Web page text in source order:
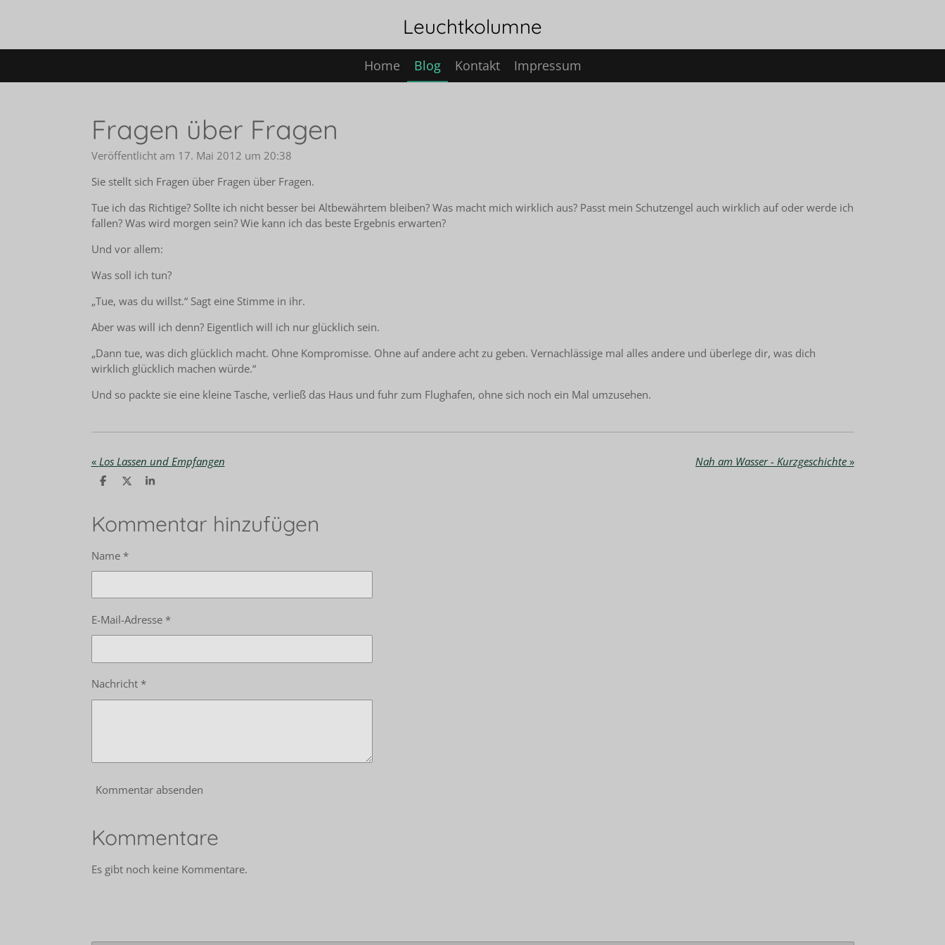
Leuchtkolumne
Home Blog Kontakt Impressum
Fragen über Fragen
Veröffentlicht am 17. Mai 2012 um 20:38
Sie stellt sich Fragen über Fragen über Fragen.
Tue ich das Richtige? Sollte ich nicht besser bei Altbewährtem bleiben? Was macht mich wirklich aus? Passt mein Schutzengel auch wirklich auf oder werde ich
fallen? Was wird morgen sein? Wie kann ich das beste Ergebnis erwarten?
Und vor allem:
Was soll ich tun?
„Tue, was du willst.“ Sagt eine Stimme in ihr.
Aber was will ich denn? Eigentlich will ich nur glücklich sein.
„Dann tue, was dich glücklich macht. Ohne Kompromisse. Ohne auf andere acht zu geben. Vernachlässige mal alles andere und überlege dir, was dich
wirklich glücklich machen würde.“
Und so packte sie eine kleine Tasche, verließ das Haus und fuhr zum Flughafen, ohne sich noch ein Mal umzusehen.
« Los Lassen und Empfangen Nah am Wasser - Kurzgeschichte»
T
l
e
T
e
T
e
Kommentar hinzufügen
Name *
E-Mail-Adresse *
Nachricht *
Kommentar absenden
Kommentare
Es gibt noch keine Kommentare.